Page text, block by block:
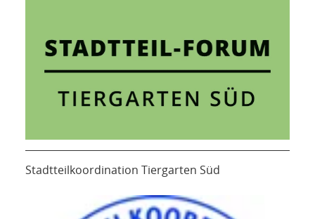
Stadtteilkoordination Tiergarten Süd